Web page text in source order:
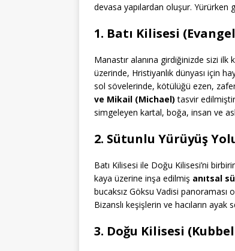
devasa yapılardan oluşur. Yürürken
1. Batı Kilisesi
Manastır alanına girdiğinizde sizi ilk
üzerinde, Hristiyanlık dünyası için
sol sövelerinde, kötülüğü ezen,
ve Mikail (Michael) tasvir
simgeleyen kartal, boğa, insan ve
2. Sütunlu Yürüyüş
Batı Kilisesi ile Doğu Kilisesi’ni
kaya üzerine inşa edilmiş anıtsal
bucaksız Göksu Vadisi
Bizanslı keşişlerin ve hacıların
3. Doğu Kilisesi